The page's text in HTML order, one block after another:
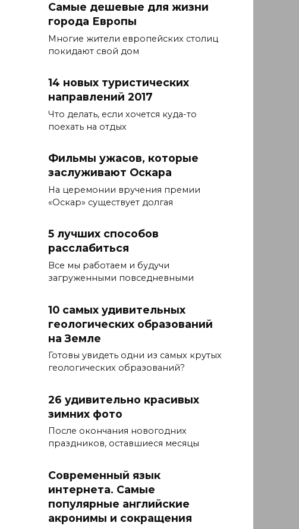
Самые дешевые для жизни
города Европы
Многие жители европейских столиц
покидают свой дом
14 новых туристических
направлений 2017
Что делать, если хочется куда-то
поехать на отдых
Фильмы ужасов, которые
заслуживают Оскара
На церемонии вручения премии
«Оскар» существует долгая
5 лучших способов
расслабиться
Все мы работаем и будучи
загруженными повседневными
10 самых удивительных
геологических образований
на Земле
Готовы увидеть одни из самых крутых
геологических образований?
26 удивительно красивых
зимних фото
После окончания новогодних
праздников, оставшиеся месяцы
Современный язык
интернета. Самые
популярные английские
акронимы и сокращения